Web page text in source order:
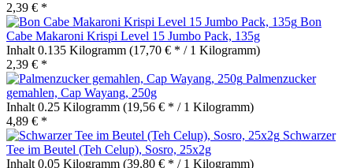
2,39 € *
Bon
Cabe Makaroni Krispi Level 15 Jumbo Pack, 135g
Inhalt 0.135 Kilogramm (17,70 € * / 1 Kilogramm)
2,39 € *
Palmenzucker
gemahlen, Cap Wayang, 250g
Inhalt 0.25 Kilogramm (19,56 € * / 1 Kilogramm)
4,89 € *
Schwarzer
Tee im Beutel (Teh Celup), Sosro, 25x2g
Inhalt 0.05 Kilogramm (39,80 € * / 1 Kilogramm)